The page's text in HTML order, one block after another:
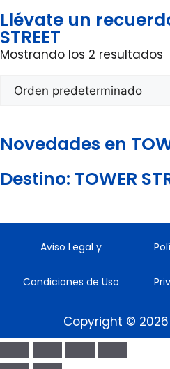
Llévate un
STREET
Mostrando los 2 resultados
Novedades en
Destino: TOWER
Aviso Legal y
Condiciones de Uso
Copyright ©